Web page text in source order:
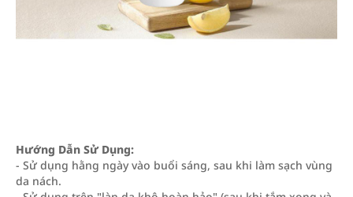
Hướng Dẫn Sử Dụng:
- Sử dụng hằng ngày vào buổi sáng, sau khi làm sạch vùng
da nách.